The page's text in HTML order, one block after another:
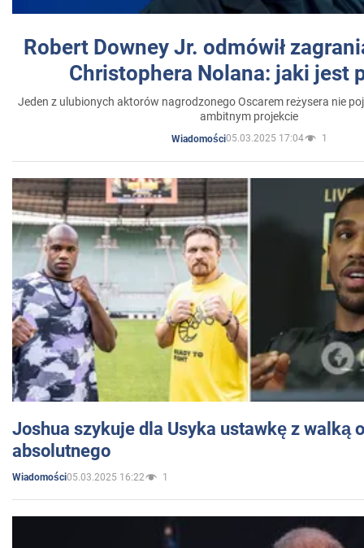
Robert Downey Jr. odmówił
Christophera Nolana: jaki jest
Jeden z ulubionych aktorów nagrodzonego Oscarem reżysera nie
ambitnym projekcie
Wiadomości05.03.2025 17:04 1
Joshua szykuje dla Usyka ustawkę z walką
absolutnego
Wiadomości05.03.2025 16:22 1